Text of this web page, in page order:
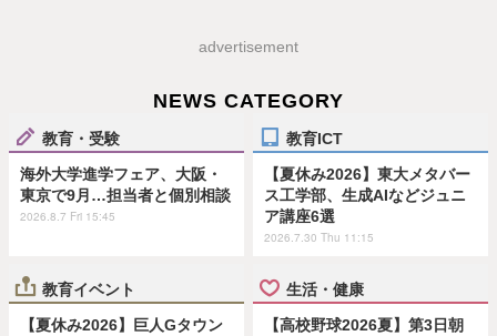
advertisement
NEWS CATEGORY
教育・受験
海外大学進学フェア、大阪・
東京で9月…担当者と個別相談
2026.8.7 Fri 15:45
教育ICT
【夏休み2026】東大メタバー
ス工学部、生成AIなどジュニ
ア講座6選
2026.7.30 Thu 11:15
教育イベント
【夏休み2026】巨人Gタウン
生活・健康
【高校野球2026夏】第3日朝